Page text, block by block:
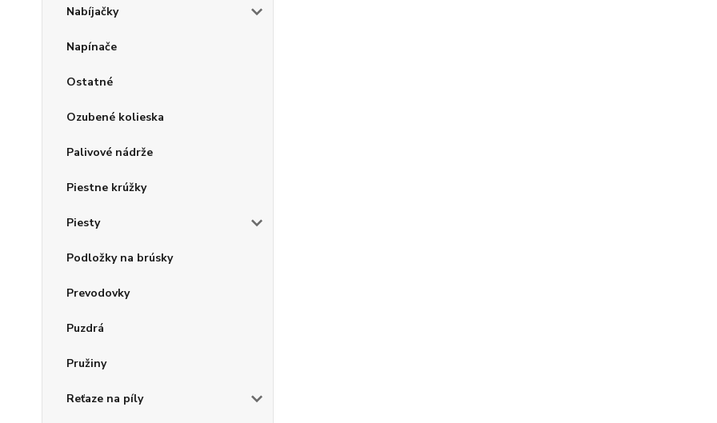
Nabíjačky
Napínače
Ostatné
Ozubené kolieska
Palivové nádrže
Piestne krúžky
Piesty
Podložky na brúsky
Prevodovky
Puzdrá
Pružiny
Reťaze na píly